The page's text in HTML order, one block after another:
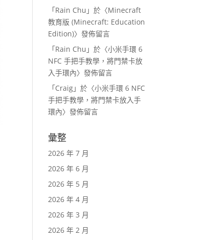
「Rain Chu 」於〈Minecraft
教育版 (Minecraft: Education
Edition)〉發佈留言
「Rain Chu 」於〈小米手環 6
NFC 手把手教學，將門禁卡放
入手環內〉發佈留言
「Craig 」於〈小米手環 6 NFC
手把手教學，將門禁卡放入手
環內〉發佈留言
彙整
2026 年 7 月
2026 年 6 月
2026 年 5 月
2026 年 4 月
2026 年 3 月
2026 年 2 月